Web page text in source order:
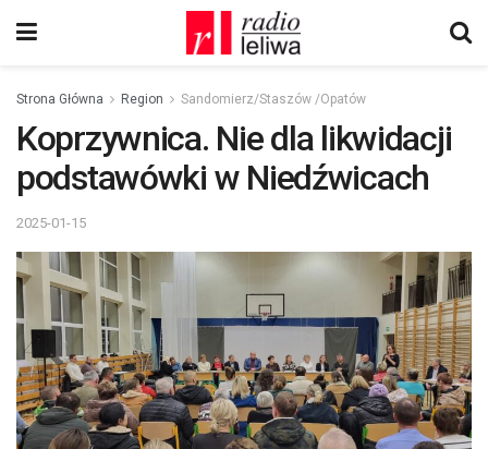
Strona Główna Region Sandomierz/Staszów /Opatów
Koprzywnica. Nie dla likwidacji
podstawówki w Niedźwicach
2025-01-15